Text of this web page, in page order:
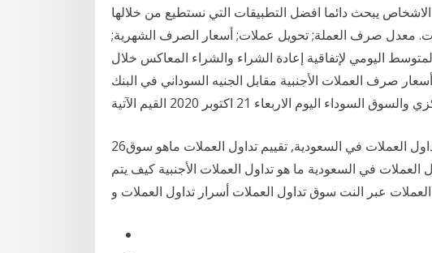
يبحث دائما افضل التطبيقات التي نستطيع من خلالها
معدل صرف العملة; تحويل عملات; أسعار الصرف الشهرية;
اليومي لإتفاقية إعادة الشراء والشراء المعاكس خلال
سجلت أسعار صرف العملات الأجنبية مقابل الجنيه السوداني في البنك
26‏‏/4‏‏/1442 بعد الهجرة 19‏‏/4‏‏/1442 بعد الهجرة تداول العملات في السعودية, تقييم تداول العملات ماهو سوق
في السعودية ما هو تداول العملات الأجنبية كيف يتم
عبر النت سوق تداول العملات أسرار تداول العملات و